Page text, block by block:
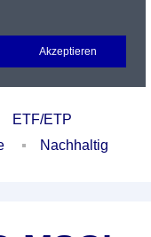
Login
ETF/ETP
Nachhaltig
Akzeptieren